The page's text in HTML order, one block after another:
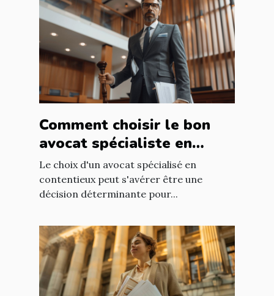
Comment choisir le bon
avocat spécialiste en
contentieux ?
Le choix d'un avocat spécialisé en
contentieux peut s'avérer être une
décision déterminante pour...